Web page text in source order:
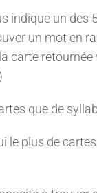
indique un des
un mot en
carte
que de
le plus de